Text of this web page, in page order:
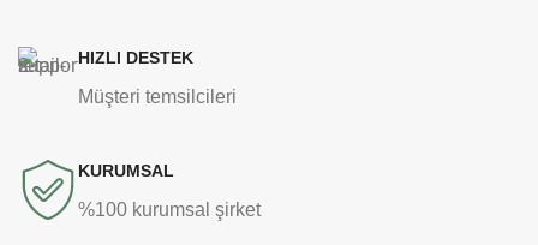
HIZLI DESTEK
Müşteri temsilcileri
KURUMSAL
%100 kurumsal şirket